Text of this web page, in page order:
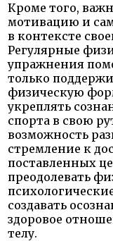
Кроме того,
мотивацию и
в контексте
Регулярные
упражнения
только
физическую
укреплять
спорта в свою
возможность
стремление к
поставленных
преодолевать
создавать
здоровое
телу.